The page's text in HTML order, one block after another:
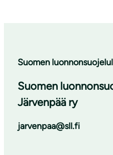
Suomen
Suomen
Järvenpää ry
jarvenpaa@sll.fi